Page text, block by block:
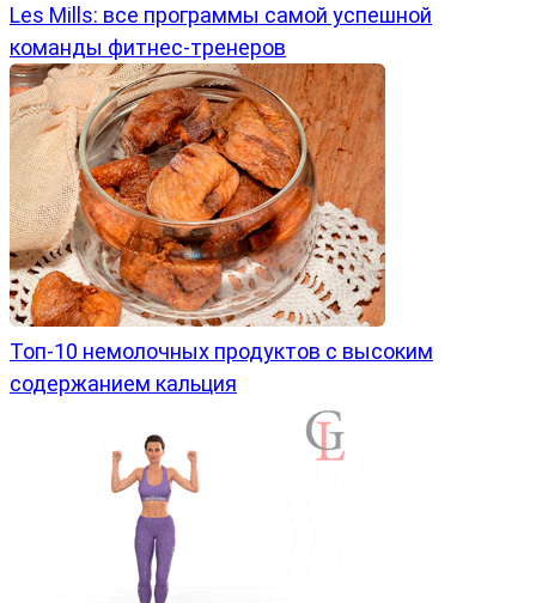
Les Mills: все программы самой успешной
команды фитнес-тренеров
Топ-10 немолочных продуктов с высоким
содержанием кальция